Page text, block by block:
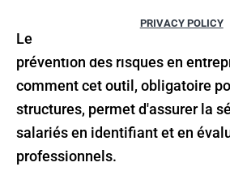
Le Document Unique est un
prévention des risques en
comment cet outil, obligatoire
structures, permet d'assurer la
salariés en identifiant et en
professionnels.
PRIVACY POLICY